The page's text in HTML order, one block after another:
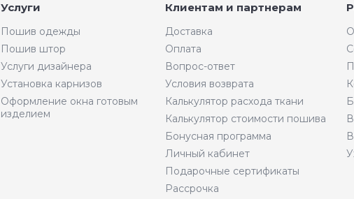
Услуги
Пошив одежды
Пошив штор
Услуги дизайнера
Установка карнизов
Оформление окна готовым
изделием
Клиентам и партнерам
Доставка
Оплата
Вопрос-ответ
Условия возврата
Калькулятор расхода ткани
Калькулятор стоимости пошива
Бонусная программа
Личный кабинет
Подарочные сертификаты
Рассрочка